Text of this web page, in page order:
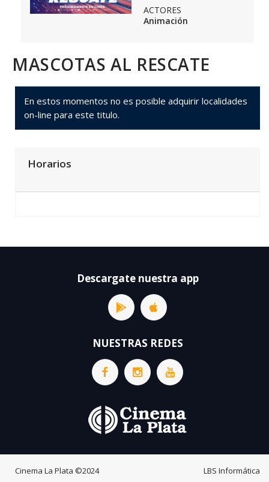
ACTORES
Animación
MASCOTAS AL RESCATE
En estos momentos no es posible adquirir localidades
on-line para este titulo.
Horarios
Descargate nuestra app
NUESTRAS REDES
Cinema La Plata ©2024 LBS Informática